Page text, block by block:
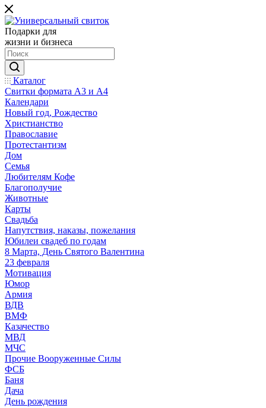
Подарки для
жизни и бизнеса
Каталог
Свитки формата А3 и А4
Календари
Новый год, Рождество
Христианство
Православие
Протестантизм
Дом
Семья
Любителям Кофе
Благополучие
Животные
Карты
Свадьба
Напутствия, наказы, пожелания
Юбилеи свадеб по годам
8 Марта, День Святого Валентина
23 февраля
Мотивация
Юмор
Армия
ВДВ
ВМФ
Казачество
МВД
МЧС
Прочие Вооруженные Силы
ФСБ
Баня
Дача
День рождения